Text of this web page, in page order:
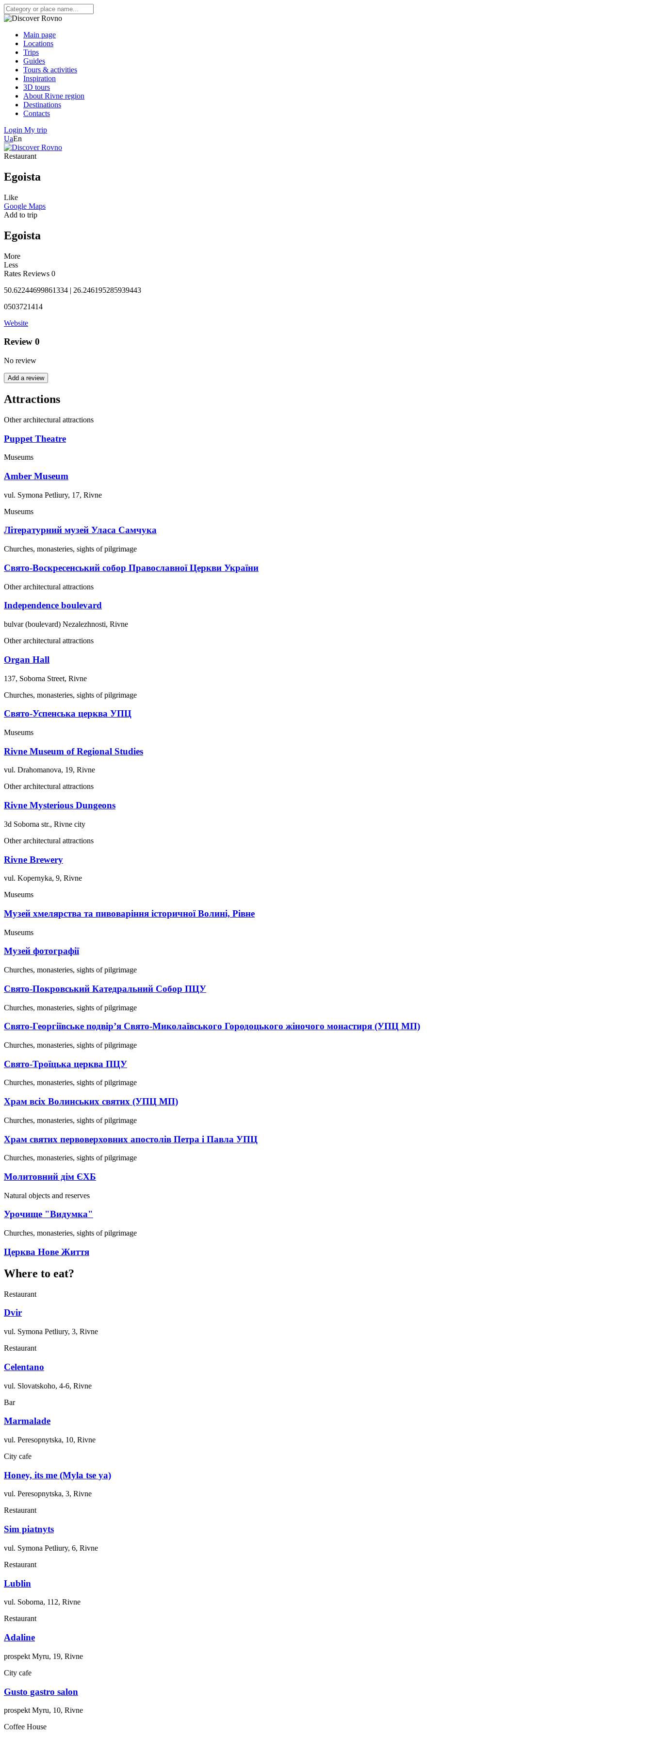
Main page
Locations
Trips
Guides
Tours & activities
Inspiration
3D tours
About Rivne region
Destinations
Contacts
Login My trip
UaEn
Restaurant
Egoista
Like
Google Maps
Add to trip
Egoista
More
Less
Rates Reviews 0
50.62244699861334 | 26.246195285939443
0503721414
Website
Review 0
No review
Add a review
Attractions
Other architectural attractions
Puppet Theatre
Museums
Amber Museum
vul. Symona Petliury, 17, Rivne
Museums
Літературний музей Уласа Самчука
Churches, monasteries, sights of pilgrimage
Свято-Воскресенський собор Православної Церкви України
Other architectural attractions
Independence boulevard
bulvar (boulevard) Nezalezhnosti, Rivne
Other architectural attractions
Organ Hall
137, Soborna Street, Rivne
Churches, monasteries, sights of pilgrimage
Свято-Успенська церква УПЦ
Museums
Rivne Museum of Regional Studies
vul. Drahomanova, 19, Rivne
Other architectural attractions
Rivne Mysterious Dungeons
3d Soborna str., Rivne city
Other architectural attractions
Rivne Brewery
vul. Kopernyka, 9, Rivne
Museums
Музей хмелярства та пивоваріння історичної Волині, Рівне
Museums
Музей фотографії
Churches, monasteries, sights of pilgrimage
Свято-Покровський Катедральний Собор ПЦУ
Churches, monasteries, sights of pilgrimage
Свято-Георгіївське подвір’я Свято-Миколаївського Городоцького жіночого монастиря (УПЦ МП)
Churches, monasteries, sights of pilgrimage
Свято-Троїцька церква ПЦУ
Churches, monasteries, sights of pilgrimage
Храм всіх Волинських святих (УПЦ МП)
Churches, monasteries, sights of pilgrimage
Храм святих первоверховних апостолів Петра і Павла УПЦ
Churches, monasteries, sights of pilgrimage
Молитовний дім ЄХБ
Natural objects and reserves
Урочище "Видумка"
Churches, monasteries, sights of pilgrimage
Церква Нове Життя
Where to eat?
Restaurant
Dvir
vul. Symona Petliury, 3, Rivne
Restaurant
Celentano
vul. Slovatskoho, 4-6, Rivne
Bar
Marmalade
vul. Peresopnytska, 10, Rivne
City cafe
Honey, its me (Myla tse ya)
vul. Peresopnytska, 3, Rivne
Restaurant
Sim piatnyts
vul. Symona Petliury, 6, Rivne
Restaurant
Lublin
vul. Soborna, 112, Rivne
Restaurant
Adaline
prospekt Myru, 19, Rivne
City cafe
Gusto gastro salon
prospekt Myru, 10, Rivne
Coffee House